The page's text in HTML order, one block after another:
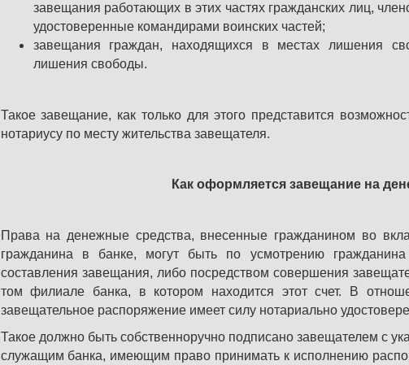
завещания работающих в этих частях гражданских лиц,
удостоверенные командирами воинских частей;
завещания граждан, находящихся в местах лишения
лишения свободы.
Такое завещание, как только для этого представится
нотариусу по месту жительства завещателя.
Как оформляется завещание на
Права на денежные средства, внесенные гражданином во
гражданина в банке, могут быть по усмотрению
составления завещания, либо посредством совершения
том филиале банка, в котором находится этот счет. В
завещательное распоряжение имеет силу нотариально
Такое должно быть собственноручно подписано завещателем с
служащим банка, имеющим право принимать к исполнению